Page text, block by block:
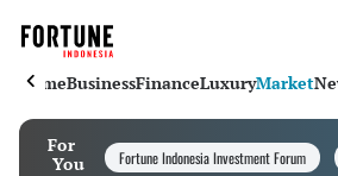
HomeBusinessFinanceLuxuryMarket
For
You
Fortune Indonesia Investment Forum